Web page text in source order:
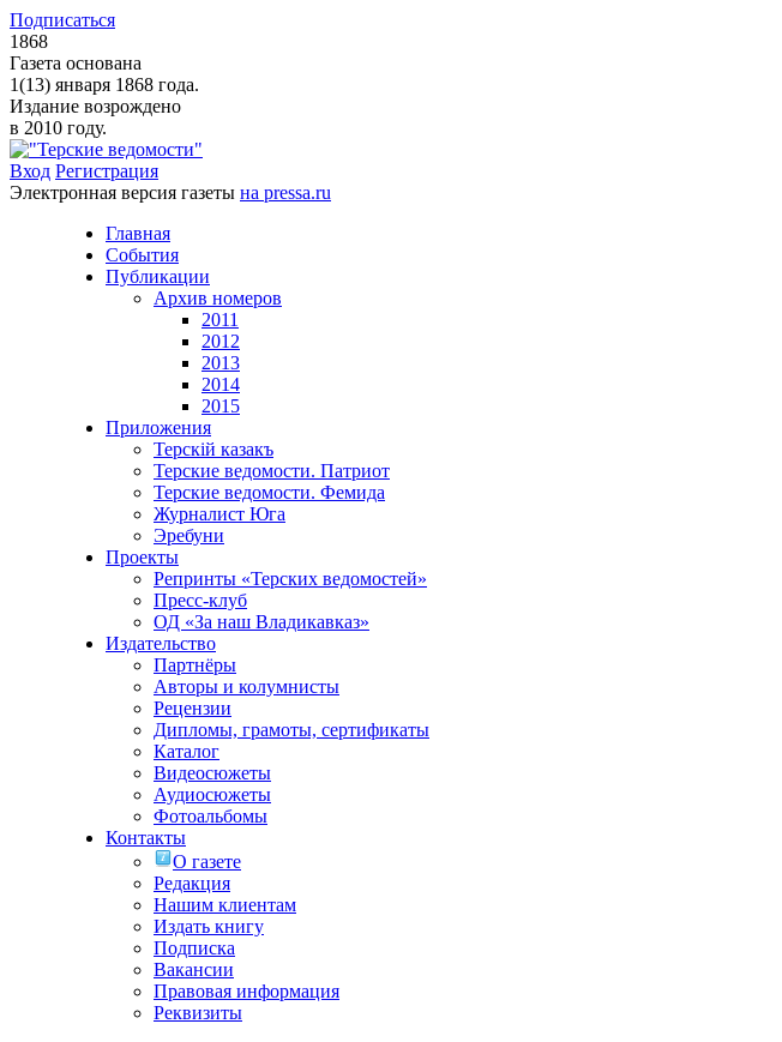
Подписаться
1868
Газета основана
1(13) января 1868 года.
Издание возрождено
в 2010 году.
Вход Регистрация
Электронная версия газеты на pressa.ru
Главная
События
Публикации
Архив номеров
2011
2012
2013
2014
2015
Приложения
Терскiй казакъ
Терские ведомости. Патриот
Терские ведомости. Фемида
Журналист Юга
Эребуни
Проекты
Репринты «Терских ведомостей»
Пресс-клуб
ОД «За наш Владикавказ»
Издательство
Партнёры
Авторы и колумнисты
Рецензии
Дипломы, грамоты, сертификаты
Каталог
Видеосюжеты
Аудиосюжеты
Фотоальбомы
Контакты
О газете
Редакция
Нашим клиентам
Издать книгу
Подписка
Вакансии
Правовая информация
Реквизиты